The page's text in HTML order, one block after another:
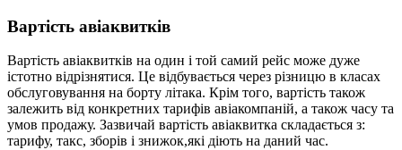
Вартість авіаквитків
Вартість авіаквитків на один і той самий рейс може дуже
істотно відрізнятися. Це відбувається через різницю в класах
обслуговування на борту літака. Крім того, вартість також
залежить від конкретних тарифів авіакомпаній, а також часу та
умов продажу. Зазвичай вартість авіаквитка складається з:
тарифу, такс, зборів і знижок,які діють на даний час.